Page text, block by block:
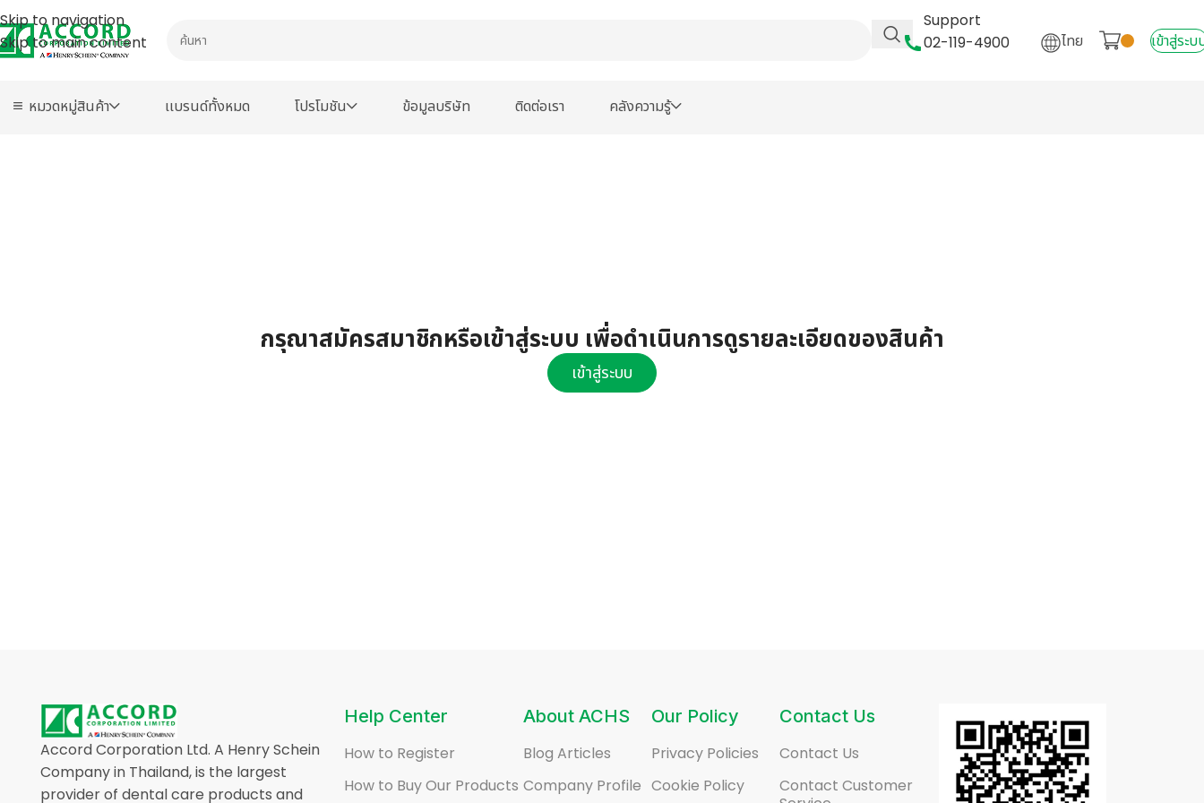
Skip to navigation
Skip to main content
Support
02-119-4900
ไทย เข้าสู่ระบ
หมวดหมู่สินค้า เเบรนด์ทั้งหมด โปรโมชัน ข้อมูลบริษัท ติดต่อเรา คลังความรู้
กรุณาสมัครสมาชิกหรือเข้าสู่ระบบ เพื่อดำเนินการดูรายละเอียดของสินค้า
เข้าสู่ระบบ
Accord Corporation Ltd. A Henry Schein
Company in Thailand, is the largest
provider of dental care products and
Help Center
How to Register
How to Buy Our Products
About ACHS
Blog Articles
Company Profile
Our Policy
Privacy Policies
Cookie Policy
Contact Us
Contact Us
Contact Customer